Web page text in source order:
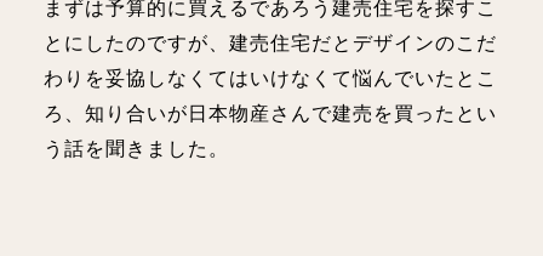
まずは予算的に買えるであろう建売住宅を探すこ
とにしたのですが、建売住宅だとデザインのこだ
わりを妥協しなくてはいけなくて悩んでいたとこ
ろ、知り合いが日本物産さんで建売を買ったとい
う話を聞きました。